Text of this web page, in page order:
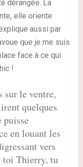
dérangée. La
elle oriente
aussi par
que je me suis
face à ce qui
!
sur le ventre,
quelques
puisse
en louant les
vers
toi Thierry, tu